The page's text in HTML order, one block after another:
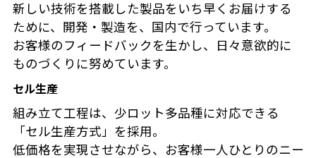
新しい技術を搭載した製品をいち早くお届けする
ために、開発・製造を、国内で行っています。
お客様のフィードバックを生かし、日々意欲的に
ものづくりに努めています。
セル生産
組み立て工程は、少ロット多品種に対応できる
「セル生産方式」を採用。
低価格を実現させながら、お客様一人ひとりのニー